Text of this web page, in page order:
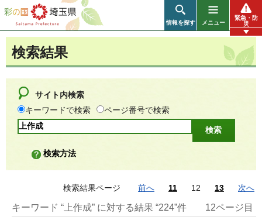
彩の国 埼玉県
情報を探す メニュー
緊急・防
災
検索結果
サイト内検索
キーワードで検索
ページ番号で検索
検索方法
検索結果ページ 前へ 11 12 13 次へ
キーワード “上作成” に対する結果 “224”件 12ページ目